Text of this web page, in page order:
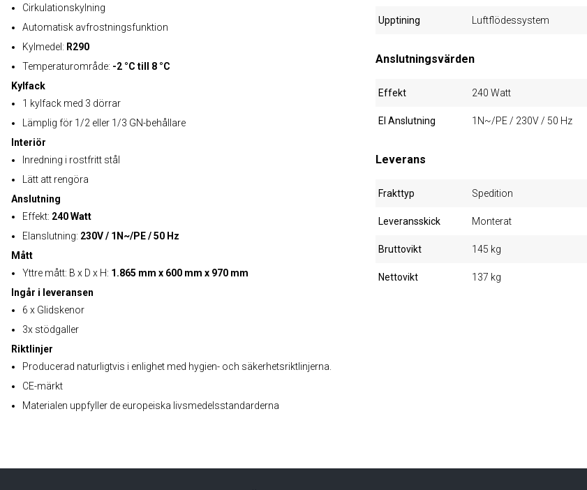
Cirkulationskylning
Automatisk avfrostningsfunktion
Kylmedel: R290
Temperaturområde: -2 °C till 8 °C
Kylfack
1 kylfack med 3 dörrar
Lämplig för 1/2 eller 1/3 GN-behållare
Interiör
Inredning i rostfritt stål
Lätt att rengöra
Anslutning
Effekt: 240 Watt
Elanslutning: 230V / 1N~/PE / 50 Hz
Mått
Yttre mått: B x D x H: 1.865 mm x 600 mm x 970 mm
Ingår i leveransen
6 x Glidskenor
3x stödgaller
Riktlinjer
Producerad naturligtvis i enlighet med hygien- och säkerhetsriktlinjerna.
CE-märkt
Materialen uppfyller de europeiska livsmedelsstandarderna
Upptining Luftflödessystem
Anslutningsvärden
Effekt 240 Watt
El Anslutning 1N~/PE / 230V / 50 Hz
Leverans
Frakttyp Spedition
Leveransskick Monterat
Bruttovikt 145 kg
Nettovikt 137 kg